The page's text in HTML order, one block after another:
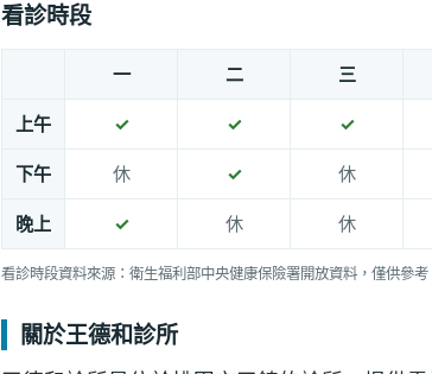
看診時段
一 二 三
上午 ✓ ✓ ✓
下午 休 ✓ 休
晚上 ✓ 休 休
看診時段資料來源：衛生福利部中央健康保險署開放資料，僅供參
關於王德和診所